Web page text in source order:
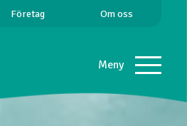
Företag Om oss
Meny